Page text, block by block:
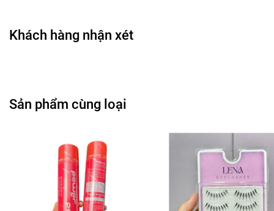
Khách hàng nhận xét
Sản phẩm cùng loại